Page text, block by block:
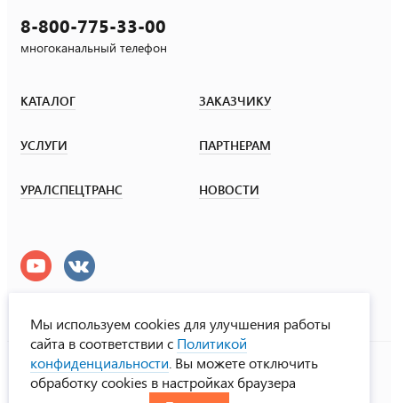
8-800-775-33-00
многоканальный телефон
КАТАЛОГ ЗАКАЗЧИКУ
УСЛУГИ ПАРТНЕРАМ
УРАЛСПЕЦТРАНС НОВОСТИ
УралСпецТранс
© ООО «Урал СТ», 2000-2026
Политика конфиденциальности
Мы используем cookies для улучшения работы
сайта в соответствии с Политикой
конфиденциальности . Вы можете отключить
обработку cookies в настройках браузера